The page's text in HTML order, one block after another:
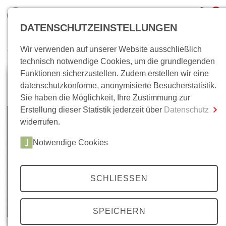
inkl. MwSt.
0,00 €
Zum Warenkorb Zur Kasse
Wo bin ich?
DATENSCHUTZEINSTELLUNGEN
Wir verwenden auf unserer Website ausschließlich
technisch notwendige Cookies, um die grundlegenden
Funktionen sicherzustellen. Zudem erstellen wir eine
datenschutzkonforme, anonymisierte Besucherstatistik.
Sie haben die Möglichkeit, Ihre Zustimmung zur
Erstellung dieser Statistik jederzeit über Datenschutz
widerrufen.
Notwendige Cookies
SCHLIESSEN
SPEICHERN